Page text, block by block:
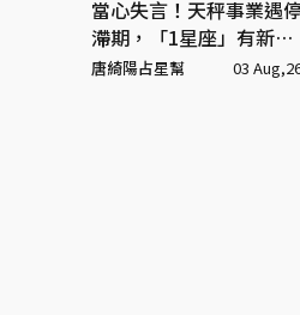
當心失言！天秤事業遇停
滯期，「1星座」有新戀
情
唐綺陽占星幫 03